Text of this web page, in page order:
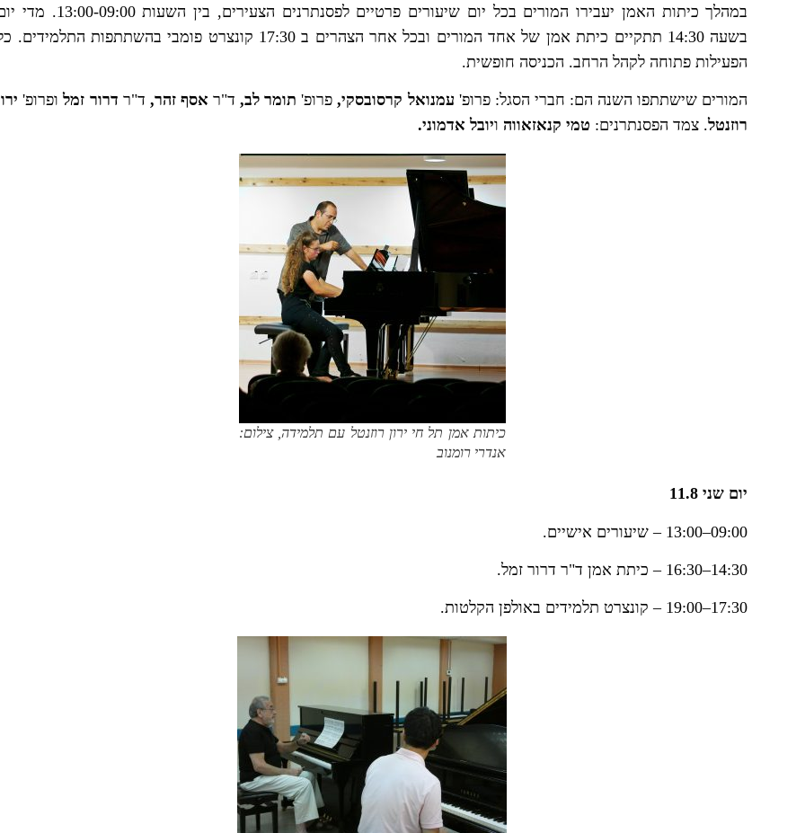
במהלך כיתות האמן יעבירו המורים בכל יום שיעורים פרטיים לפסנתרנים הצעירים, בין השעות 13:00-
בשעה 14:30 תתקיים כיתת אמן של אחד המורים ובכל אחר הצהרים ב 17:30 קונצרט פומבי בהשתתפות התלמידים.
הפעילות פתוחה לקהל הרחב. הכניסה חופשית.
המורים שישתתפו השנה הם: חברי הסגל: פרופ' עמנואל קרסובסקי, פרופ'תומר לב, ד"ר אסף זהר, ד"ר דרור זמל ופרופ'
רוזנטל. צמד הפסנתרנים: טמי קנאזאווה ויובל אדמוני.
כיתות אמן תל חי ירון רוזנטל עם תלמידה, צילום:
אנדרי רומנוב
יום שני 11.8
09:00–13:00 – שיעורים אישיים.
14:30–16:30 – כיתת אמן ד"ר דרור זמל.
17:30–19:00 – קונצרט תלמידים באולפן הקלטות.